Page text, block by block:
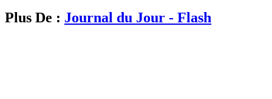
Plus De : Journal du Jour - Flash